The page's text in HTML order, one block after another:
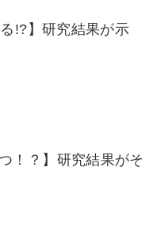
!?】研究結果が示
！？】研究結果がそ